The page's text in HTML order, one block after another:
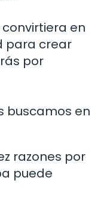
en
para crear
por
buscamos en
razones por
puede